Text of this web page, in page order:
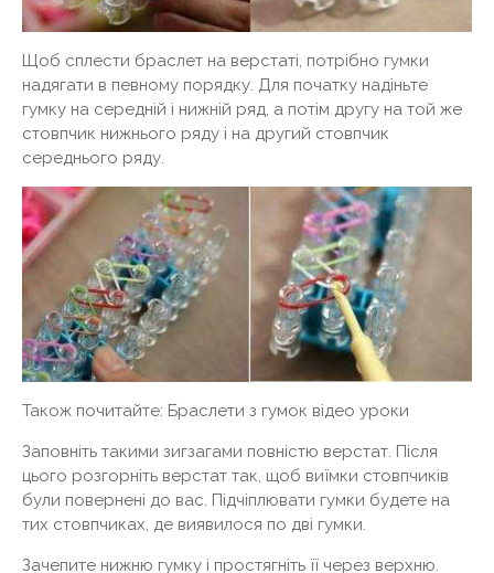
Щоб сплести браслет на верстаті, потрібно гумки
надягати в певному порядку. Для початку надіньте
гумку на середній і нижній ряд, а потім другу на той же
стовпчик нижнього ряду і на другий стовпчик
середнього ряду.
Також почитайте: Браслети з гумок відео уроки
Заповніть такими зигзагами повністю верстат. Після
цього розгорніть верстат так, щоб виїмки стовпчиків
були повернені до вас. Підчіплювати гумки будете на
тих стовпчиках, де виявилося по дві гумки.
Зачепите нижню гумку і простягніть її через верхню.